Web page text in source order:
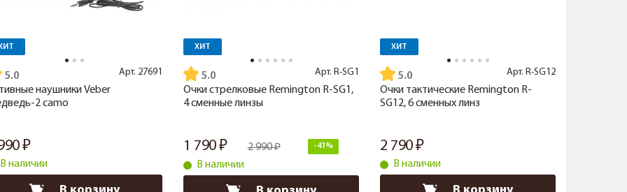
5.0 Арт. 27691
наушники Veber
2 camo
В наличии
ХИТ
5.0 Арт. R-SG1
Очки стрелковые Remington R-SG1,
4 сменные линзы
1 790 2 990 -41%
В наличии
ХИТ
5.0 Арт. R-SG12
Очки тактические Remington R-
SG12, 6 сменных линз
2 790
В наличии